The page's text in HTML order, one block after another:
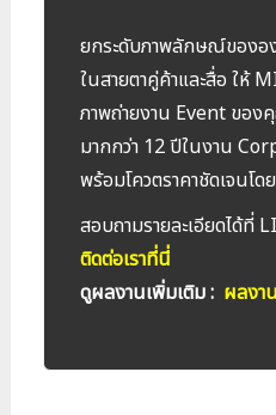
ยกระดับภาพลักษณ์ของอ
ในสายตาคู่ค้าและสื่อ ให้
ภาพถ่ายงาน Event ขอ
มากกว่า 12 ปีในงาน
พร้อมโควตราคาชัดเจนโด
สอบถามรายละเอียดได้ที่
ติดต่อเราที่นี่
ดูผลงานเพิ่มเติม : ผลงา